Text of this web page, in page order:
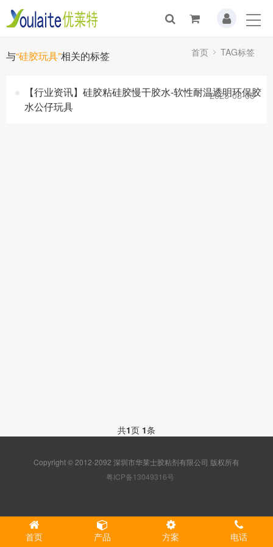
与“硅胶玩具”相关的标签 首页 TAG标签
【行业资讯】硅胶粘硅胶慢干胶水-软性耐温透明环保胶
水公仔玩具
2025-08-08
共1页 1条
Copyright © 2012-2092 深圳市华莱士胶粘剂有限公司 版权所有
粤ICP备13049316号
首页 产品 方案 电话